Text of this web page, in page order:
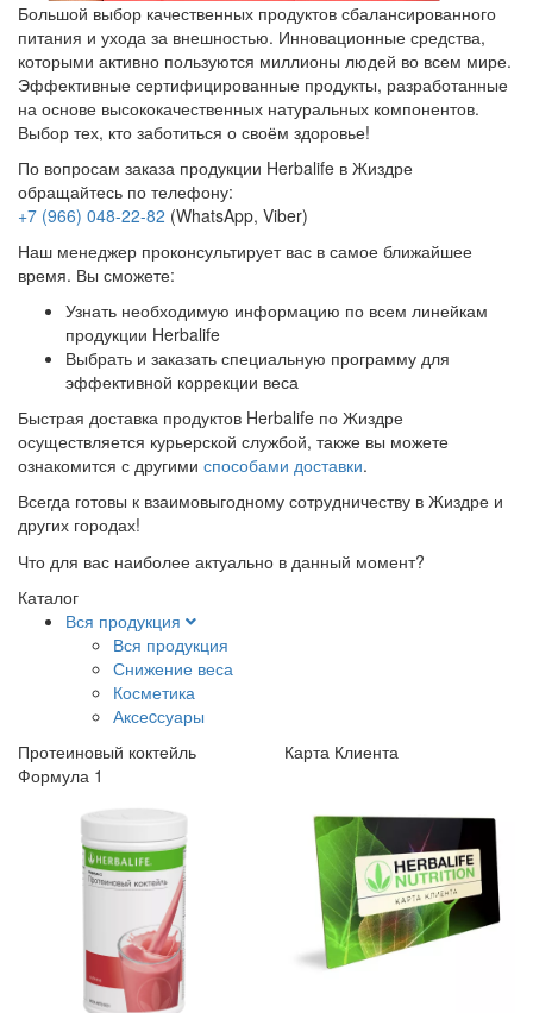
Большой выбор качественных продуктов сбалансированного
питания и ухода за внешностью. Инновационные средства,
которыми активно пользуются миллионы людей во всем мире.
Эффективные сертифицированные продукты, разработанные
на основе высококачественных натуральных компонентов.
Выбор тех, кто заботиться о своём здоровье!
По вопросам заказа продукции Herbalife в Жиздре
обращайтесь по телефону:
+7 (966) 048-22-82 (WhatsApp, Viber)
Наш менеджер проконсультирует вас в самое ближайшее
время. Вы сможете:
Узнать необходимую информацию по всем линейкам
продукции Herbalife
Выбрать и заказать специальную программу для
эффективной коррекции веса
Быстрая доставка продуктов Herbalife по Жиздре
осуществляется курьерской службой, также вы можете
ознакомится с другими способами доставки.
Всегда готовы к взаимовыгодному сотрудничеству в Жиздре и
других городах!
Что для вас наиболее актуально в данный момент?
Каталог
Вся продукция
Вся продукция
Снижение веса
Косметика
Аксеcсуары
Протеиновый коктейль
Формула 1
Карта Клиента